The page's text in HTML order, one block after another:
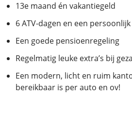
13e maand én vakantiegeld
6 ATV-dagen en een
Een goede pensioenregeling
Regelmatig leuke extra’s bij
Een modern, licht en ruim
bereikbaar is per auto en ov!